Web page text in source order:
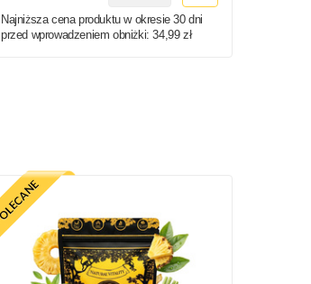
Najniższa cena produktu w okresie 30 dni
przed wprowadzeniem obniżki:34,99 zł